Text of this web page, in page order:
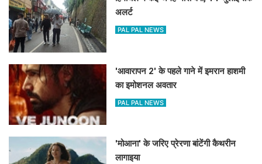
अलर्ट
PAL PAL NEWS
'आवारापन 2' के पहले गाने में इमरान हाशमी
का इमोशनल अवतार
PAL PAL NEWS
'मोआना' के जरिए प्रेरणा बांटेंगी कैथरीन
लागाइया